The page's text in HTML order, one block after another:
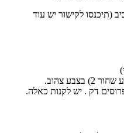
(תיכנסו לקישור יש עוד
דק . יש לקנות כאלה.